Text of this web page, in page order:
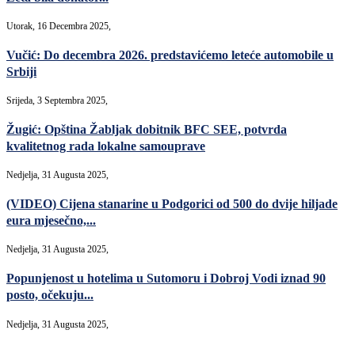
Utorak, 16 Decembra 2025,
Vučić: Do decembra 2026. predstavićemo leteće automobile u
Srbiji
Srijeda, 3 Septembra 2025,
Žugić: Opština Žabljak dobitnik BFC SEE, potvrda
kvalitetnog rada lokalne samouprave
Nedjelja, 31 Augusta 2025,
(VIDEO) Cijena stanarine u Podgorici od 500 do dvije hiljade
eura mjesečno,...
Nedjelja, 31 Augusta 2025,
Popunjenost u hotelima u Sutomoru i Dobroj Vodi iznad 90
posto, očekuju...
Nedjelja, 31 Augusta 2025,